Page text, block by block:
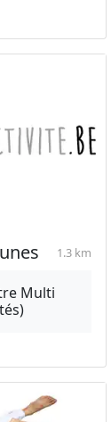
1.3 km
Multi